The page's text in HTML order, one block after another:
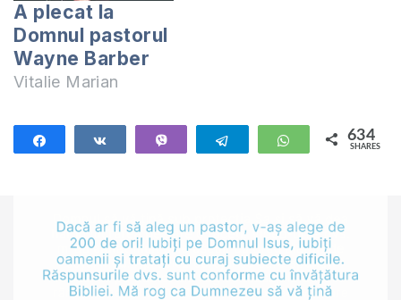
A plecat la
Domnul pastorul
Wayne Barber
Vitalie Marian
Telegram WhatsApp
634
SHARES